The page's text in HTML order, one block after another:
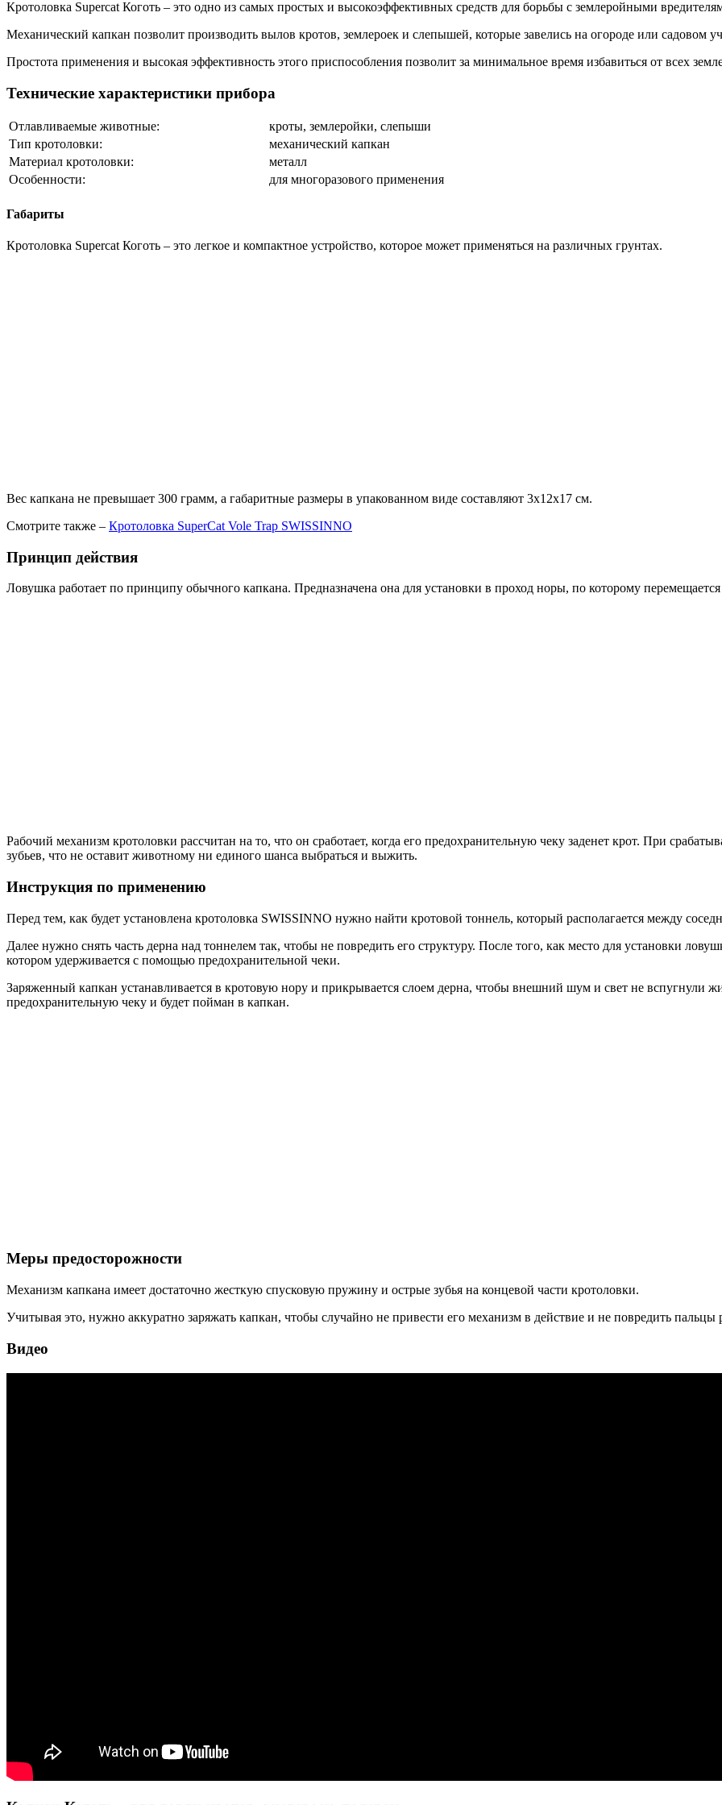
Кротоловка Supercat Коготь – это одно из самых простых и высокоэффективных средств для борьбы с землеройными
Механический капкан позволит производить вылов кротов, землероек и слепышей, которые завелись на огороде или садовом
Простота применения и высокая эффективность этого приспособления позволит за минимальное время избавиться от всех
Технические характеристики прибора
Отлавливаемые животные:
кроты, землеройки, слепыши
Тип кротоловки:
механический капкан
Материал кротоловки:
металл
Особенности:
для многоразового применения
Габариты
Кротоловка Supercat Коготь – это легкое и компактное устройство, которое может применяться на различных грунтах.
Вес капкана не превышает 300 грамм, а габаритные размеры в упакованном виде составляют 3х12х17 см.
Смотрите также – Кротоловка SuperCat Vole Trap SWISSINNO
Принцип действия
Ловушка работает по принципу обычного капкана. Предназначена она для установки в проход норы, по которому
Рабочий механизм кротоловки рассчитан на то, что он сработает, когда его предохранительную чеку заденет крот. При
зубьев, что не оставит животному ни единого шанса выбраться и выжить.
Инструкция по применению
Перед тем, как будет установлена кротоловка SWISSINNO нужно найти кротовой тоннель, который располагается между
Далее нужно снять часть дерна над тоннелем так, чтобы не повредить его структуру. После того, как место для установки
котором удерживается с помощью предохранительной чеки.
Заряженный капкан устанавливается в кротовую нору и прикрывается слоем дерна, чтобы внешний шум и свет не вспугнули
предохранительную чеку и будет пойман в капкан.
Меры предосторожности
Механизм капкана имеет достаточно жесткую спусковую пружину и острые зубья на концевой части кротоловки.
Учитывая это, нужно аккуратно заряжать капкан, чтобы случайно не привести его механизм в действие и не повредить пальцы
Видео